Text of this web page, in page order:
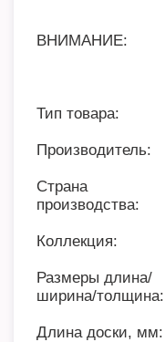
ВНИМАНИЕ:
Тип товара:
Производитель:
Страна
производства:
Коллекция:
Размеры длина/
ширина/толщина:
Длина доски, мм: